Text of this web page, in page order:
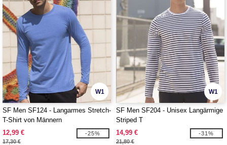
W1
SF Men SF124 - Langarmes Stretch-
T-Shirt von Männern
12,99 €
17,30 €
-25%
W1
SF Men SF204 - Unisex Langärmige
Striped T
14,99 €
21,80 €
-31%